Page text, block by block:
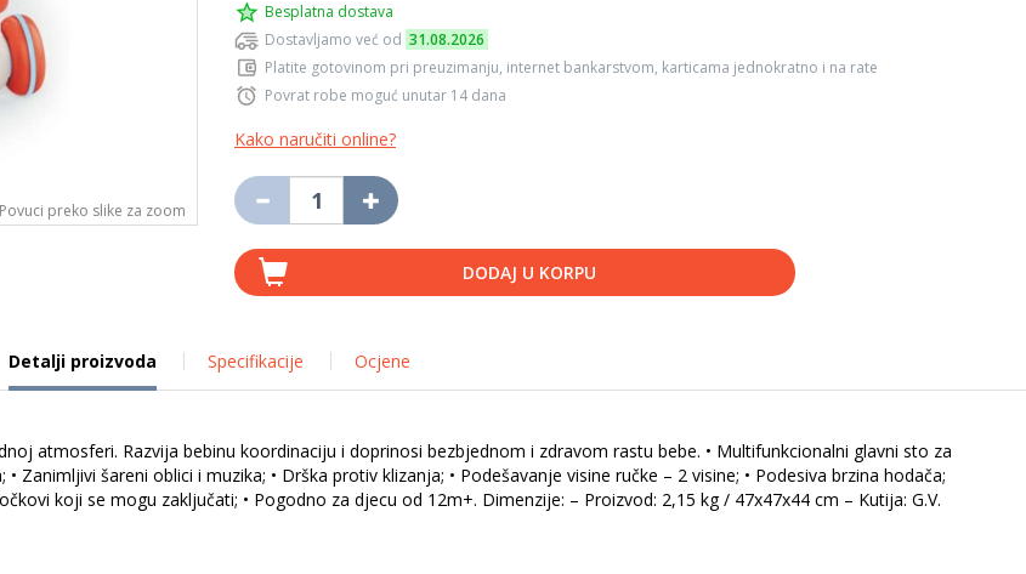
Povuci preko slike za zoom
Besplatna dostava
Dostavljamo već od 31.08.2026
Platite gotovinom pri preuzimanju, internet bankarstvom, karticama jednokratno i na rate
Povrat robe moguć unutar 14 dana
Kako naručiti online?
DODAJ U KORPU
Detalji proizvoda Specifikacije Ocjene
atmosferi. Razvija bebinu koordinaciju i doprinosi bezbjednom i zdravom rastu bebe. • Multifunkcionalni glavni sto za
Zanimljivi šareni oblici i muzika; • Drška protiv klizanja; • Podešavanje visine ručke – 2 visine; • Podesiva brzina hodača;
koji se mogu zaključati; • Pogodno za djecu od 12m+. Dimenzije: – Proizvod: 2,15 kg / 47x47x44 cm – Kutija: G.V.